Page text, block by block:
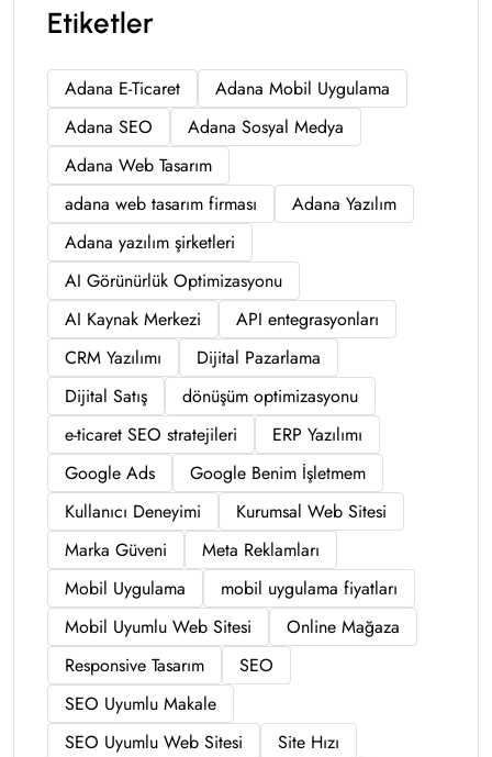
Etiketler
Adana E-Ticaret
Adana Mobil Uygulama
Adana SEO
Adana Sosyal Medya
Adana Web Tasarım
adana web tasarım firması
Adana Yazılım
Adana yazılım şirketleri
AI Görünürlük Optimizasyonu
AI Kaynak Merkezi
API entegrasyonları
CRM Yazılımı
Dijital Pazarlama
Dijital Satış
dönüşüm optimizasyonu
e-ticaret SEO stratejileri
ERP Yazılımı
Google Ads
Google Benim İşletmem
Kullanıcı Deneyimi
Kurumsal Web Sitesi
Marka Güveni
Meta Reklamları
Mobil Uygulama
mobil uygulama fiyatları
Mobil Uyumlu Web Sitesi
Online Mağaza
Responsive Tasarım
SEO
SEO Uyumlu Makale
SEO Uyumlu Web Sitesi
Site Hızı